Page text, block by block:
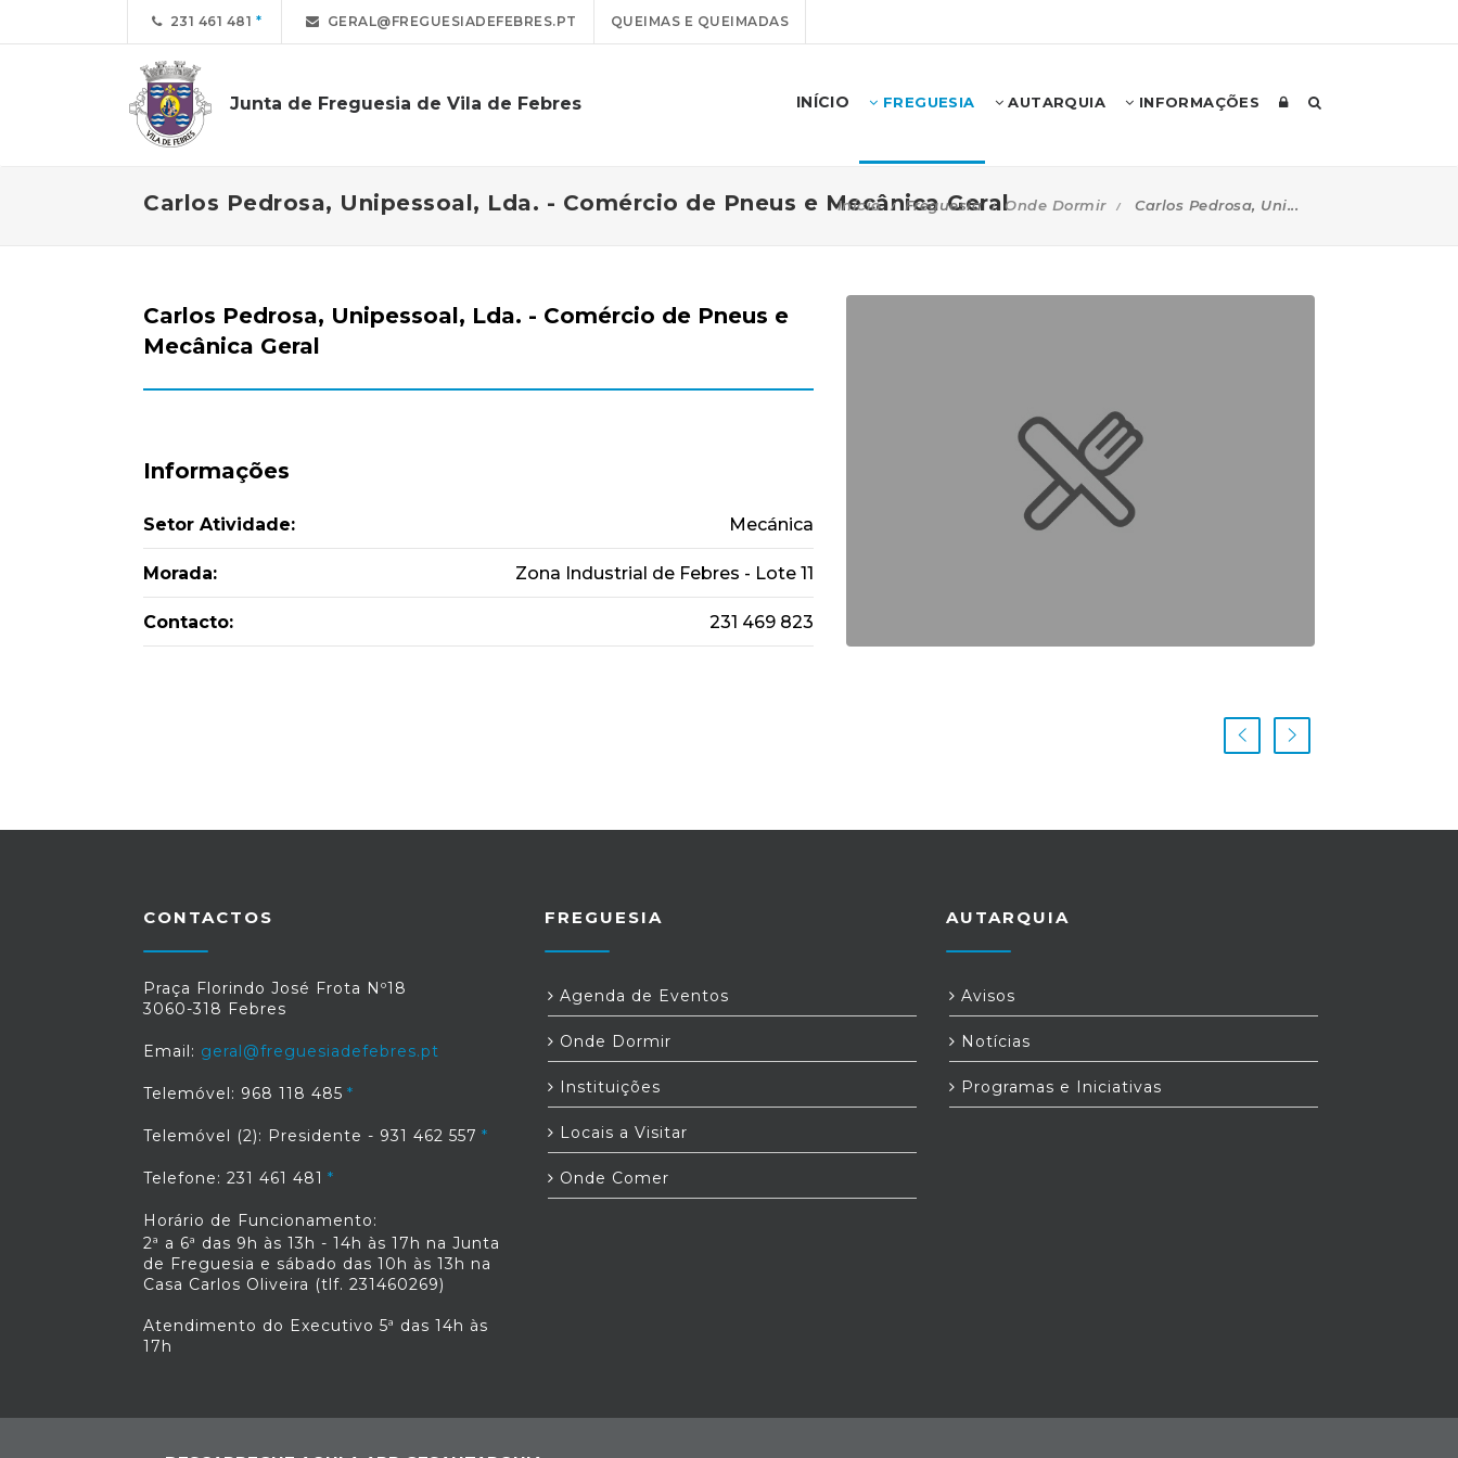
231 461 481 GERAL@FREGUESIADEFEBRES.PT QUEIMAS E QUEIMADAS
Junta de Freguesia de Vila de Febres INÍCIO FREGUESIA AUTARQUIA INFORMAÇÕES
Carlos Pedrosa, Unipessoal, Lda. - Comércio de Pneus e Mecânica Geral
Início Freguesia Onde Dormir Carlos Pedrosa, Uni...
Carlos Pedrosa, Unipessoal, Lda. - Comércio de Pneus e
Mecânica Geral
Informações
Setor Atividade: Mecánica
Morada: Zona Industrial de Febres - Lote 11
Contacto: 231 469 823
CONTACTOS
Praça Florindo José Frota Nº18
3060-318 Febres
Email: geral@freguesiadefebres.pt
Telemóvel: 968 118 485
Telemóvel (2): Presidente - 931 462 557
Telefone: 231 461 481
Horário de Funcionamento:
2ª a 6ª das 9h às 13h - 14h às 17h na Junta
de Freguesia e sábado das 10h às 13h na
Casa Carlos Oliveira (tlf. 231460269)
Atendimento do Executivo 5ª das 14h às
17h
FREGUESIA
Agenda de Eventos
Onde Dormir
Instituições
Locais a Visitar
Onde Comer
AUTARQUIA
Avisos
Notícias
Programas e Iniciativas